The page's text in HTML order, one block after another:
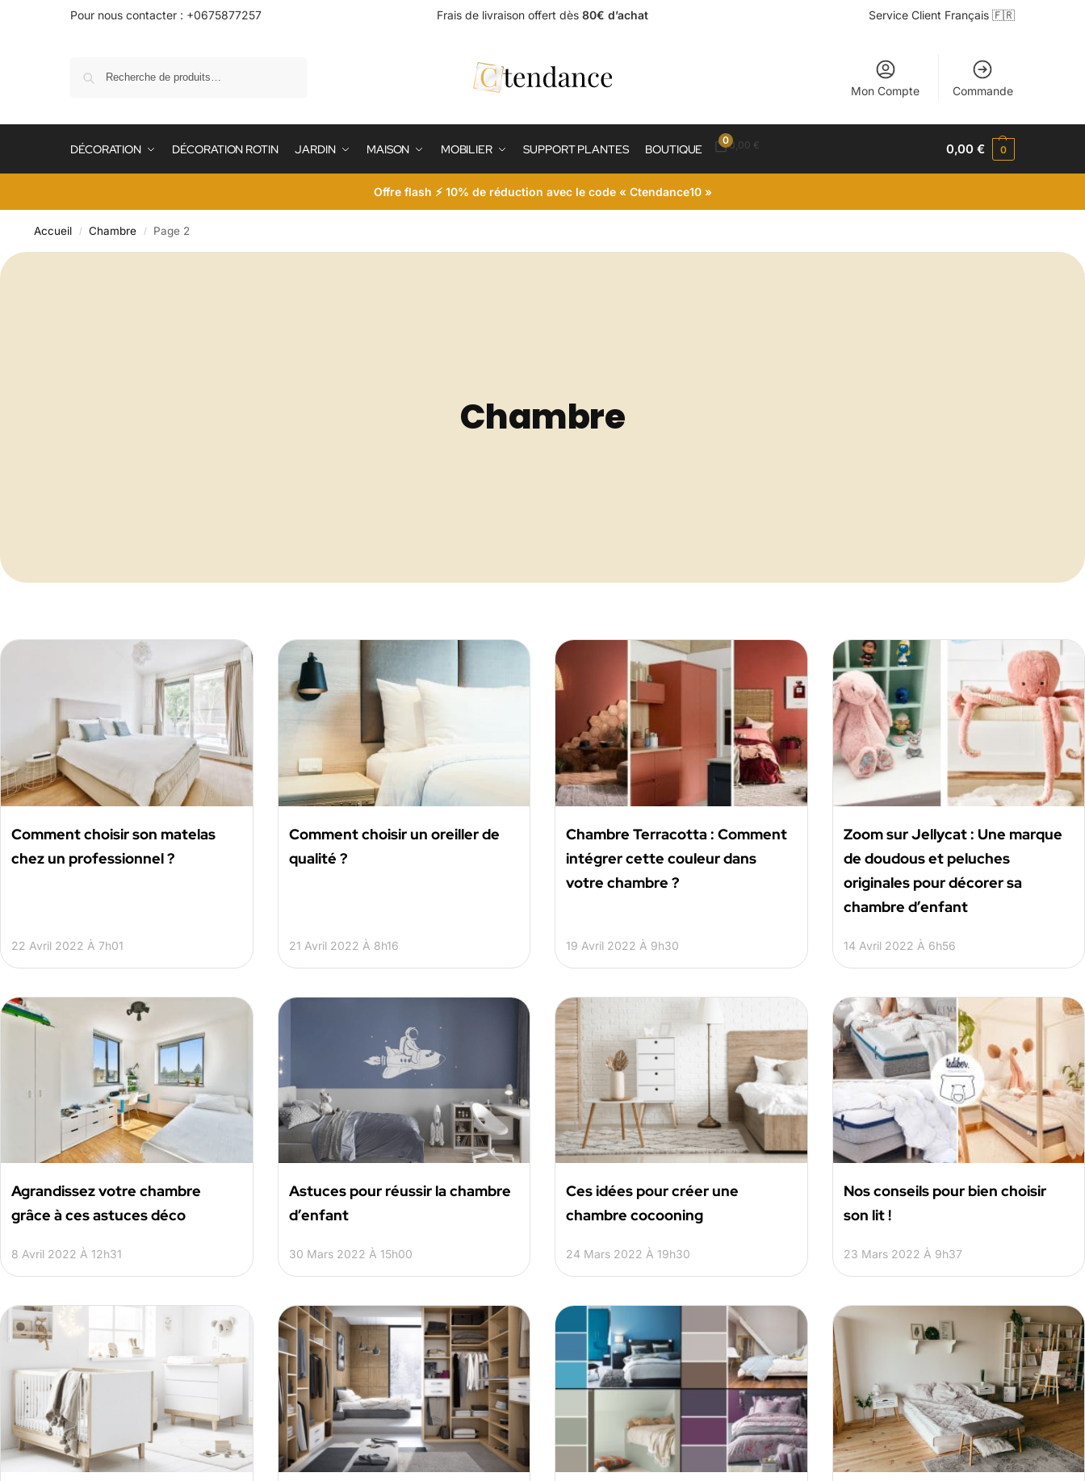
Pour nous contacter : +0675877257 Frais de livraison offert dès 80€ d’achat Service Client Français 🇫🇷
Mon Compte Commande
DÉCORATION DÉCORATION ROTIN JARDIN MAISON MOBILIER SUPPORT PLANTES BOUTIQUE
00,00 € 0,00€ 0
Offre flash ⚡ 10% de réduction avec le code « Ctendance10 »
Accueil / Chambre / Page 2
Chambre
Comment choisir son matelas
chez un professionnel ?
22 Avril 2022 À 7h01
Comment choisir un oreiller de
qualité ?
21 Avril 2022 À 8h16
Chambre Terracotta : Comment
intégrer cette couleur dans
votre chambre ?
19 Avril 2022 À 9h30
​​Zoom sur Jellycat : Une marque
de doudous et peluches
originales pour décorer sa
chambre d’enfant
14 Avril 2022 À 6h56
Agrandissez votre chambre
grâce à ces astuces déco
8 Avril 2022 À 12h31
Astuces pour réussir la chambre
d’enfant
30 Mars 2022 À 15h00
Ces idées pour créer une
chambre cocooning
24 Mars 2022 À 19h30
Nos conseils pour bien choisir
son lit !
23 Mars 2022 À 9h37